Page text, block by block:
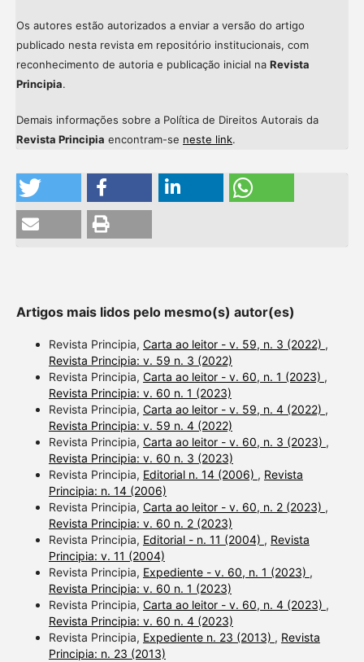
Os autores estão autorizados a enviar a versão do artigo
publicado nesta revista em repositório institucionais, com
reconhecimento de autoria e publicação inicial na Revista
Principia.
Demais informações sobre a Política de Direitos Autorais da
Revista Principia encontram-se neste link.
Artigos mais lidos pelo mesmo(s) autor(es)
Revista Principia, Carta ao leitor - v. 59, n. 3 (2022) ,
Revista Principia: v. 59 n. 3 (2022)
Revista Principia, Carta ao leitor - v. 60, n. 1 (2023) ,
Revista Principia: v. 60 n. 1 (2023)
Revista Principia, Carta ao leitor - v. 59, n. 4 (2022) ,
Revista Principia: v. 59 n. 4 (2022)
Revista Principia, Carta ao leitor - v. 60, n. 3 (2023) ,
Revista Principia: v. 60 n. 3 (2023)
Revista Principia, Editorial n. 14 (2006) , Revista
Principia: n. 14 (2006)
Revista Principia, Carta ao leitor - v. 60, n. 2 (2023) ,
Revista Principia: v. 60 n. 2 (2023)
Revista Principia, Editorial - n. 11 (2004) , Revista
Principia: v. 11 (2004)
Revista Principia, Expediente - v. 60, n. 1 (2023) ,
Revista Principia: v. 60 n. 1 (2023)
Revista Principia, Carta ao leitor - v. 60, n. 4 (2023) ,
Revista Principia: v. 60 n. 4 (2023)
Revista Principia, Expediente n. 23 (2013) , Revista
Principia: n. 23 (2013)